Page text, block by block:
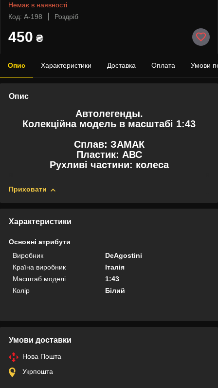
Немає в наявності
Код: А-198
Роздріб
450 ₴
Опис Характеристики Доставка Оплата Умови
Опис
Автолегенды.
Колекційна модель в масштабі 1:43
Сплав: ЗАМАК
Пластик: АВС
Рухливі частини: колеса
Приховати
Характеристики
Основні атрибути
Виробник
DeAgostini
Країна виробник
Італія
Масштаб моделі
1:43
Колір
Білий
Умови доставки
Нова Пошта
Укрпошта